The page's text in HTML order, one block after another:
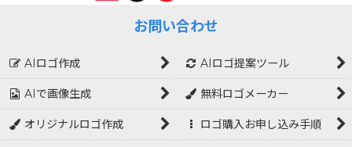
お問い合わせ
AIロゴ作成 AIロゴ提案ツール
AIで画像生成 無料ロゴメーカー
オリジナルロゴ作成 ロゴ購入お申し込み手順